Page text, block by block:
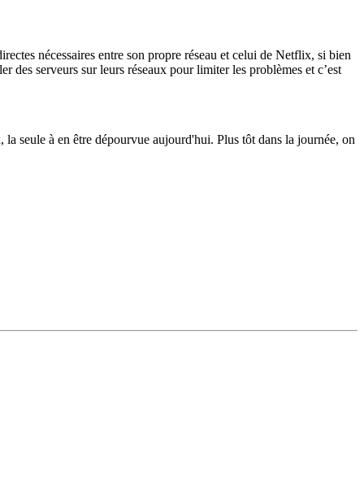
nécessaires entre son propre réseau et celui de Netflix, si bien
serveurs sur leurs réseaux pour limiter les problèmes et c’est
seule à en être dépourvue aujourd'hui. Plus tôt dans la journée, on